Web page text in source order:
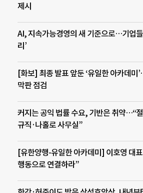
제시
AI, 지속가능경영의 새 기준으로…기업들
리’
[화보] 최종 발표 앞둔 ‘유일한 아카데미
막판 점검
커지는 공익 법률 수요, 기반은 취약…“
규직·나홀로 사무실”
[유한양행-유일한 아카데미] 이호영 대
행동으로 연결하라”